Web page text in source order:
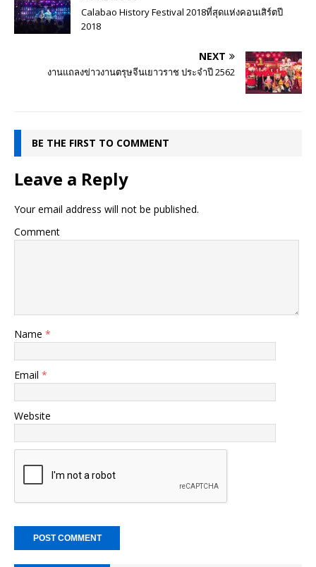
Calabao History Festival 2018ที่สุดแห่งคอนเสิร์ตปี
2018
NEXT
งานแถลงข่าวงานตรุษจีนเยาวราช ประจำปี 2562
BE THE FIRST TO COMMENT
Leave a Reply
Your email address will not be published.
Comment
Name *
Email *
Website